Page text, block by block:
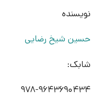
نویسنده
حسین شیخ رضایی
شابک:
978-9643690434